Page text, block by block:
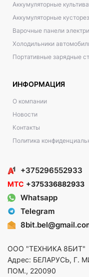
Аккумуляторные
Аккумуляторные
Варочные панели
Холодильники
Портативные зарядные
ИНФОРМАЦИЯ
О компании
Новости
Контакты
Политика
+375296552933
МТС +375336882933
Whatsapp
Telegram
ООО "ТЕХНИКА 8БИТ"
Адрес: БЕЛАРУСЬ, Г.
ПОМ., 220090